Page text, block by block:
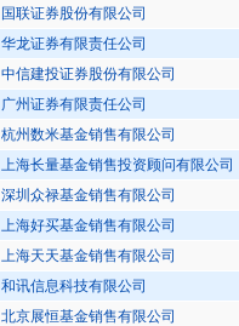
国联证券股份有限公司
华龙证券有限责任公司
中信建投证券股份有限公司
广州证券有限责任公司
杭州数米基金销售有限公司
上海长量基金销售投资顾问有限公司
深圳众禄基金销售有限公司
上海好买基金销售有限公司
上海天天基金销售有限公司
和讯信息科技有限公司
北京展恒基金销售有限公司